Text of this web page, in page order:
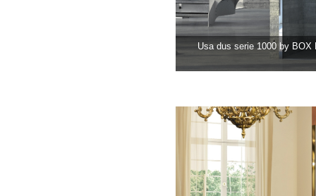
Usa dus serie 1000 by BOX